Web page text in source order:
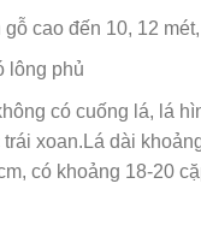
gỗ cao đến 10, 12
lông phủ
có cuống lá, lá
trái xoan.Lá dài
có khoảng 18-20